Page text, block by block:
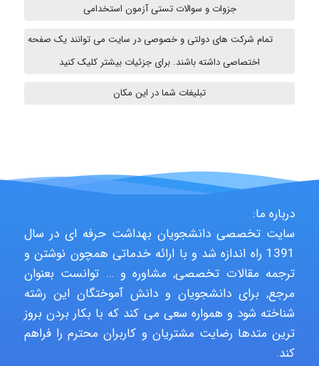
Rtk2099
Arshiaaihsra
جزوات و سوالات تستی آزمون استخدامی
تمام شرکت های دولتی و خصوصی در سایت می توانند یک صفحه
اختصاصی داشته باشند. برای جزئیات بیشتر کلیک کنید
تبلیغات شما در این مکان
درباره ما:
سایت تخصصی دانشجویان بهداشت حرفه ای در سال
1391 راه اندازه شد و با ارائه خدماتی همچون نوشتن و
ترجمه مقالات تخصصی, مشاوره و … توانست بعنوان
مرجع, برای دانشجویان و دانش آموختگان این رشته
شناخته شود و همواره سعی می کند که با بکار بردن بروز
ترین متدها رضایت مشتریان و کاربران محترم را فراهم
کند.